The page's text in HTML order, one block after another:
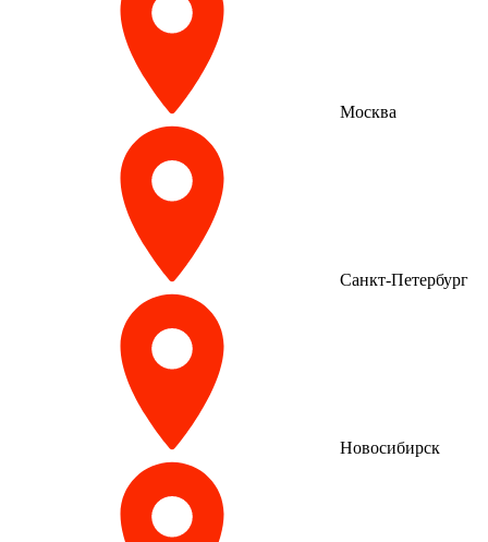
Москва
Санкт-Петербург
Новосибирск